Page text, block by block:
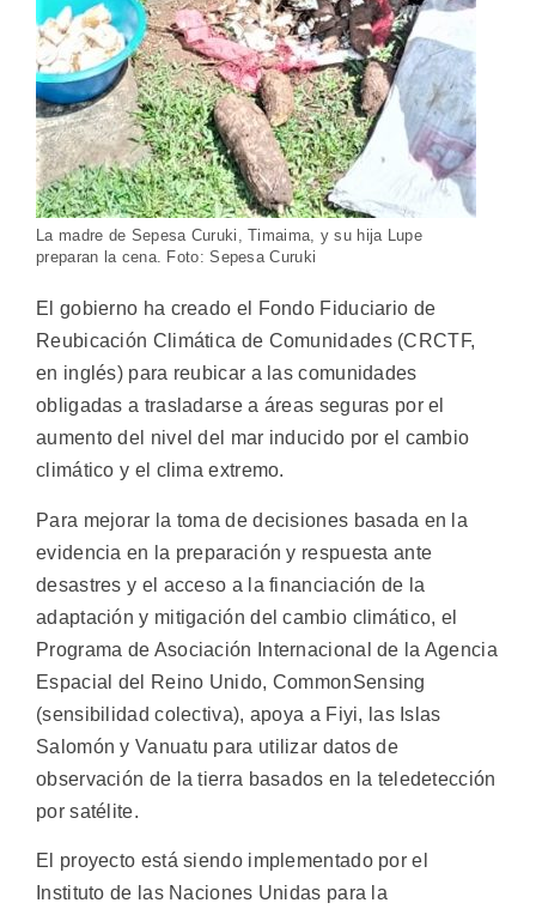
La madre de Sepesa Curuki, Timaima, y su hija Lupe
preparan la cena. Foto: Sepesa Curuki
El gobierno ha creado el Fondo Fiduciario de
Reubicación Climática de Comunidades (CRCTF,
en inglés) para reubicar a las comunidades
obligadas a trasladarse a áreas seguras por el
aumento del nivel del mar inducido por el cambio
climático y el clima extremo.
Para mejorar la toma de decisiones basada en la
evidencia en la preparación y respuesta ante
desastres y el acceso a la financiación de la
adaptación y mitigación del cambio climático, el
Programa de Asociación Internacional de la Agencia
Espacial del Reino Unido, CommonSensing
(sensibilidad colectiva), apoya a Fiyi, las Islas
Salomón y Vanuatu para utilizar datos de
observación de la tierra basados en la teledetección
por satélite.
El proyecto está siendo implementado por el
Instituto de las Naciones Unidas para la